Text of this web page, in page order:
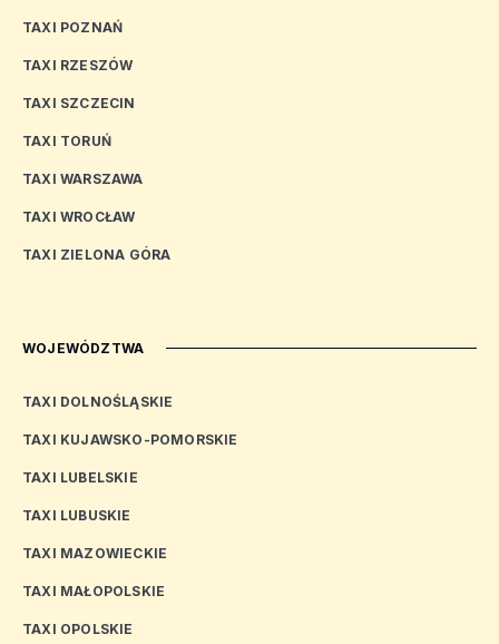
TAXI POZNAŃ
TAXI RZESZÓW
TAXI SZCZECIN
TAXI TORUŃ
TAXI WARSZAWA
TAXI WROCŁAW
TAXI ZIELONA GÓRA
WOJEWÓDZTWA
TAXI DOLNOŚLĄSKIE
TAXI KUJAWSKO-POMORSKIE
TAXI LUBELSKIE
TAXI LUBUSKIE
TAXI MAZOWIECKIE
TAXI MAŁOPOLSKIE
TAXI OPOLSKIE